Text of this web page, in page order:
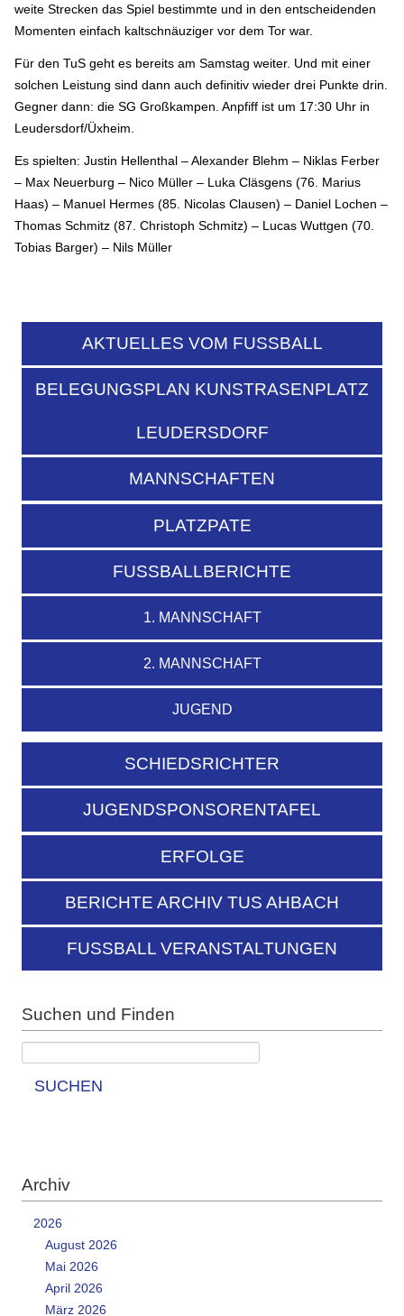
weite Strecken das Spiel bestimmte und in den entscheidenden
Momenten einfach kaltschnäuziger vor dem Tor war.
Für den TuS geht es bereits am Samstag weiter. Und mit einer
solchen Leistung sind dann auch definitiv wieder drei Punkte drin.
Gegner dann: die SG Großkampen. Anpfiff ist um 17:30 Uhr in
Leudersdorf/Üxheim.
Es spielten: Justin Hellenthal – Alexander Blehm – Niklas Ferber
– Max Neuerburg – Nico Müller – Luka Cläsgens (76. Marius
Haas) – Manuel Hermes (85. Nicolas Clausen) – Daniel Lochen –
Thomas Schmitz (87. Christoph Schmitz) – Lucas Wuttgen (70.
Tobias Barger) – Nils Müller
AKTUELLES VOM FUSSBALL
BELEGUNGSPLAN KUNSTRASENPLATZ
LEUDERSDORF
MANNSCHAFTEN
PLATZPATE
FUSSBALLBERICHTE
1. MANNSCHAFT
2. MANNSCHAFT
JUGEND
SCHIEDSRICHTER
JUGENDSPONSORENTAFEL
ERFOLGE
BERICHTE ARCHIV TUS AHBACH
FUSSBALL VERANSTALTUNGEN
Suchen und Finden
SUCHEN
Archiv
2026
August 2026
Mai 2026
April 2026
März 2026